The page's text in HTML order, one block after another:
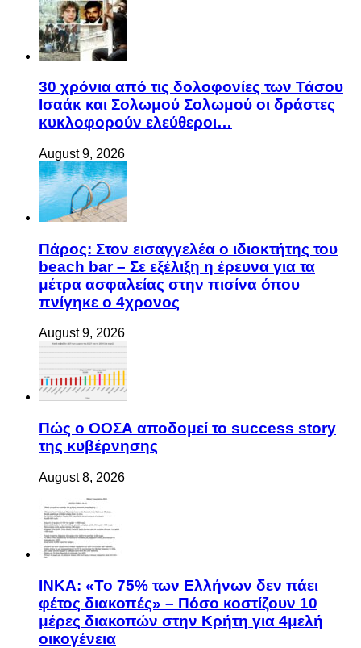
30 χρόνια από τις δολοφονίες των Τάσου
Ισαάκ και Σολωμού Σολωμού οι δράστες
κυκλοφορούν ελεύθεροι…
August 9, 2026
Πάρος: Στον εισαγγελέα ο ιδιοκτήτης του
beach bar – Σε εξέλιξη η έρευνα για τα
μέτρα ασφαλείας στην πισίνα όπου
πνίγηκε ο 4χρονος
August 9, 2026
Πώς ο ΟΟΣΑ αποδομεί το success story
της κυβέρνησης
August 8, 2026
ΙΝΚΑ: «Το 75% των Ελλήνων δεν πάει
φέτος διακοπές» – Πόσο κοστίζουν 10
μέρες διακοπών στην Κρήτη για 4μελή
οικογένεια